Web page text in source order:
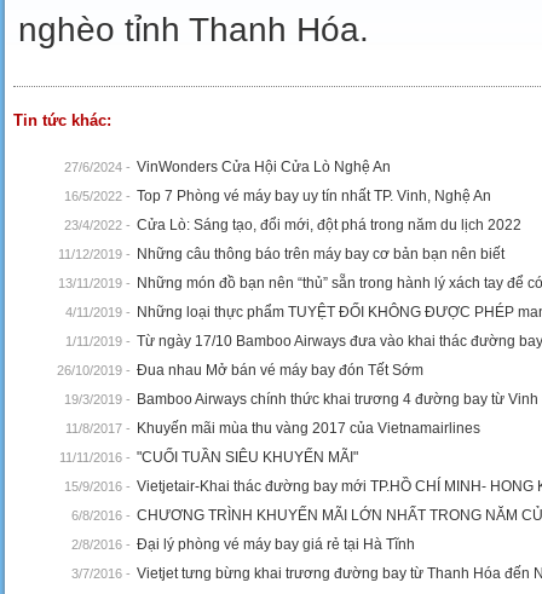
nghèo tỉnh Thanh Hóa.
Tin tức khác:
27/6/2024 - VinWonders Cửa Hội Cửa Lò Nghệ An
16/5/2022 - Top 7 Phòng vé máy bay uy tín nhất TP. Vinh, Nghệ An
23/4/2022 - Cửa Lò: Sáng tạo, đổi mới, đột phá trong năm du lịch 2022
11/12/2019 - Những câu thông báo trên máy bay cơ bản bạn nên biết
13/11/2019 - Những món đồ bạn nên “thủ” sẵn trong hành lý xách tay để
4/11/2019 - Những loại thực phẩm TUYỆT ĐỐI KHÔNG ĐƯỢC PHÉP
1/11/2019 - Từ ngày 17/10 Bamboo Airways đưa vào khai thác đường
26/10/2019 - Đua nhau Mở bán vé máy bay đón Tết Sớm
19/3/2019 - Bamboo Airways chính thức khai trương 4 đường bay từ Vinh
11/8/2017 - Khuyến mãi mùa thu vàng 2017 của Vietnamairlines
11/11/2016 - "CUỐI TUẦN SIÊU KHUYẾN MÃI"
15/9/2016 - Vietjetair-Khai thác đường bay mới TP.HỒ CHÍ MINH- HONG
6/8/2016 - CHƯƠNG TRÌNH KHUYẾN MÃI LỚN NHẤT TRONG NĂM
2/8/2016 - Đại lý phòng vé máy bay giá rẻ tại Hà Tĩnh
3/7/2016 - Vietjet tưng bừng khai trương đường bay từ Thanh Hóa đến